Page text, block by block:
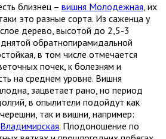
близнец – вишня Молодежная, их
это разные сорта. Из саженца у
дерево, высотой до 2,5-3
обратнопирамидальной
в том числе отмечается
почек, к болезням и
на среднем уровне. Вишня
зацветает рано, но период
в опылители подойдут как
так и вишни, например:
Владимирская. Плодоношение по